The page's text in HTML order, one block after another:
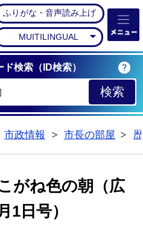
石岡市公式ホームペー
ふりがな・音声読み上げ
MUITILINGUAL
ド検索（ID検索）
市政情報
市長の部屋
がね色の朝（広
1日号）